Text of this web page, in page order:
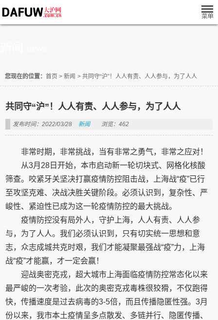
您现在的位置： 首页 > 新闻 > 共同守“沪”！人人有责、人人参与，为了人人
共同守“沪”！人人有责、人人参与，为了人人
发布时间：2022/03/28 新闻 浏览：462
非常时期，非常挑战，当有非常之勇气，非常之应对！
从3月28日开始，本市启动新一轮切块式、网格化核酸
筛查。咬紧牙关坚决打赢疫情防控阻击战，上海战“疫”已行
至攻坚克难、决战决胜关键阶段。必须认识到，复杂性、严
峻性、紧迫性已成为这一轮疫情防控的最大挑战。
疫情防控没有局外人，守护上海，人人有责、人人参
与，为了人人。我们必须认识到，只有切实统一思想和意
志，众志成城共克时艰，我们才能凝聚最强战“疫”力，上海
战“疫”才能赢，才一定会赢！
迎战奥密克戎，超大城市上海面临疫情防控常态化以来
最严峻的一次考验，此次的奥密克戎毒株很狡猾，不仅跑得
快，传播速度是过去病毒的3-5倍，而且传播隐匿性强。3月
份以来，我市本土疫情呈多点散发、多链并行、隐匿传播、